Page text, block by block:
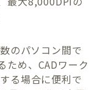
のパソコン間で
ため、CADワーク
る場合に便利で